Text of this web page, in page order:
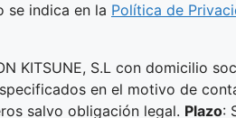
indica en la Política de
KITSUNE, S.L con domicilio
en el motivo de
salvo obligación legal. Plazo: